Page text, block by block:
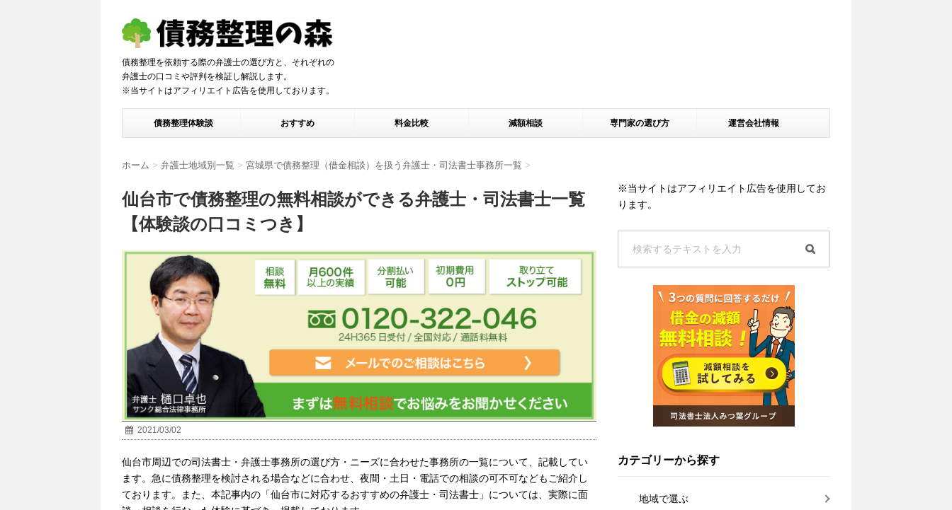
債務整理を依頼する際の弁護士の選び方と、それぞれの
弁護士の口コミや評判を検証し解説します。
※当サイトはアフィリエイト広告を使用しております。
債務整理体験談 おすすめ 料金比較 減額相談 専門家の選び方 運営会社情報
ホーム > 弁護士地域別一覧 > 宮城県で債務整理（借金相談）を扱う弁護士・司法書士事務所一覧 >
仙台市で債務整理の無料相談ができる弁護士・司法書士一覧
【体験談の口コミつき】
2021/03/02
仙台市周辺での司法書士・弁護士事務所の選び方・ニーズに合わせた事務所の一覧について、記載してい
ます。急に債務整理を検討される場合などに合わせ、夜間・土日・電話での相談の可不可などもご紹介し
ております。また、本記事内の「仙台市に対応するおすすめの弁護士・司法書士」については、実際に面
※当サイトはアフィリエイト広告を使用してお
ります。
カテゴリーから探す
地域で選ぶ